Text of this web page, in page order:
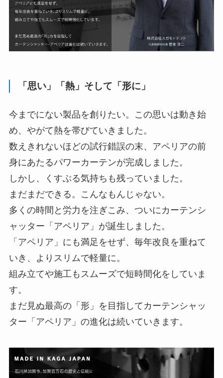
「思い」「熱」そして「形に」
今までにない製品を創りたい。この思いは動き始
め、やがて熱を帯びていきました。
数えきれないほどの試行錯誤の末、アペリアの前
身にあたるパワーカーテンが完成しました。
しかし、くすぶる気持ちも残っていました。
まだまだできる。こんなもんじゃない。
多くの時間と労力を注ぎこみ、ついにカーテンシ
ャッター「アペリア」が誕生しました。
「アペリア」にも満足をせず、毎年改良を重ねて
いき、よりスリムで軽量に。
組み立てや施工もスムーズで短時間化をしていま
す。
まだ見ぬ最高の「形」を目指してカーテンシャッ
ター「アペリア」の進化は続いていきます。